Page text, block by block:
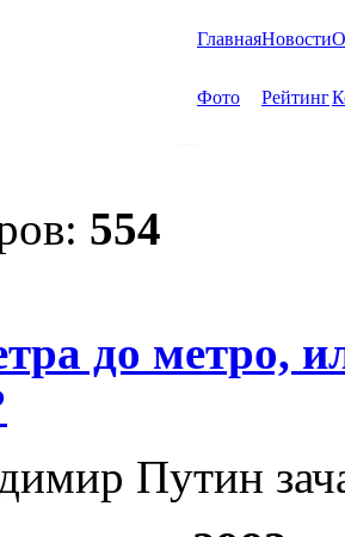
ГлавнаяНовости
Фото Рейтинг
554
до метро,
Путин